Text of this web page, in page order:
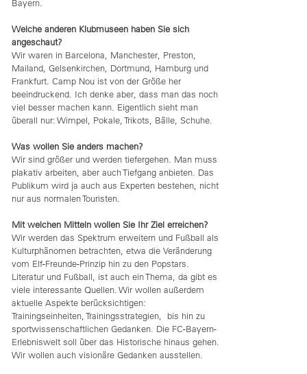
Bayern.
Welche anderen Klubmuseen haben Sie sich
angeschaut?
Wir waren in Barcelona, Manchester, Preston,
Mailand, Gelsenkirchen, Dortmund, Hamburg und
Frankfurt. Camp Nou ist von der Größe her
beeindruckend. Ich denke aber, dass man das noch
viel besser machen kann. Eigentlich sieht man
überall nur: Wimpel, Pokale, Trikots, Bälle, Schuhe.
Was wollen Sie anders machen?
Wir sind größer und werden tiefergehen. Man muss
plakativ arbeiten, aber auch Tiefgang anbieten. Das
Publikum wird ja auch aus Experten bestehen, nicht
nur aus normalen Touristen.
Mit welchen Mitteln wollen Sie Ihr Ziel erreichen?
Wir werden das Spektrum erweitern und Fußball als
Kulturphänomen betrachten, etwa die Veränderung
vom Elf-Freunde-Prinzip hin zu den Popstars.
Literatur und Fußball, ist auch ein Thema, da gibt es
viele interessante Quellen. Wir wollen außerdem
aktuelle Aspekte berücksichtigen:
Trainingseinheiten, Trainingsstrategien, bis hin zu
sportwissenschaftlichen Gedanken. Die FC-Bayern-
Erlebniswelt soll über das Historische hinaus gehen.
Wir wollen auch visionäre Gedanken ausstellen.